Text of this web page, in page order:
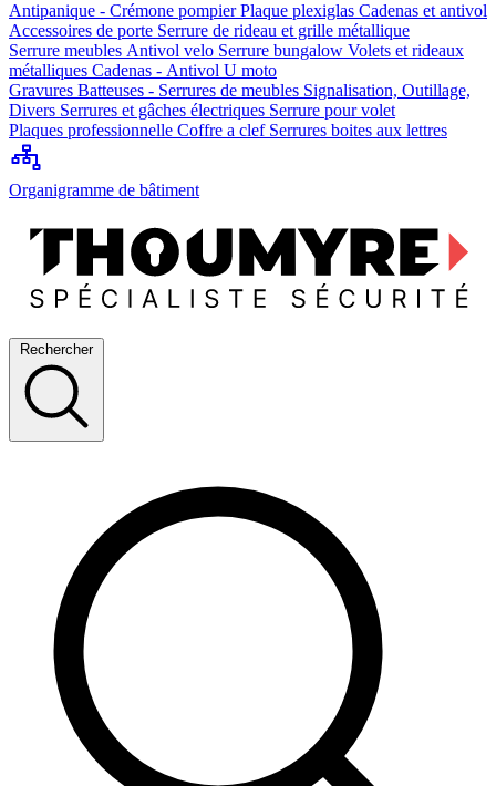
Antipanique - Crémone pompierPlaque plexiglas Cadenas et antivol
Accessoires de porte Serrure de rideau et grille métallique
Serrure meubles Antivol velo Serrure bungalow Volets et rideaux
métalliques Cadenas - Antivol U moto
Gravures Batteuses - Serrures de meubles Signalisation, Outillage,
Divers Serrures et gâches électriques Serrure pour volet
Plaques professionnelle Coffre a clef Serrures boites aux lettres
Organigramme de bâtiment
Rechercher